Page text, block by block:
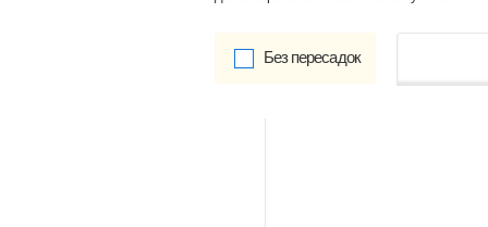
Без пересадок